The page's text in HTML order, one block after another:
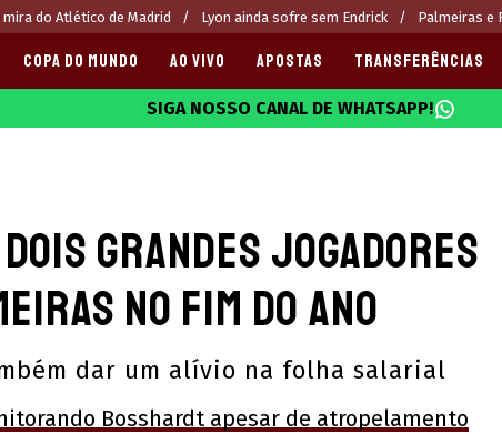
mira do Atlético de Madrid Lyon ainda sofre sem Endrick Palmeiras e
2025
COPA DO MUNDO AO VIVO APOSTAS TRANSFERÊNCIAS
SIGA NOSSO CANAL DE WHATSAPP!
Dois grandes jogadores
no fim do ano
dar um alívio na folha salarial
Bosshardt apesar de atropelamento